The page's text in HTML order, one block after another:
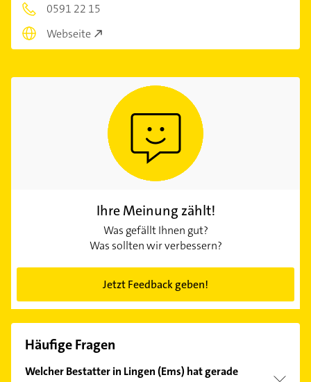
0591 22 15
Webseite
Ihre Meinung zählt!
Was gefällt Ihnen gut?
Was sollten wir verbessern?
Jetzt Feedback geben!
Häufige Fragen
Welcher Bestatter in Lingen (Ems) hat gerade